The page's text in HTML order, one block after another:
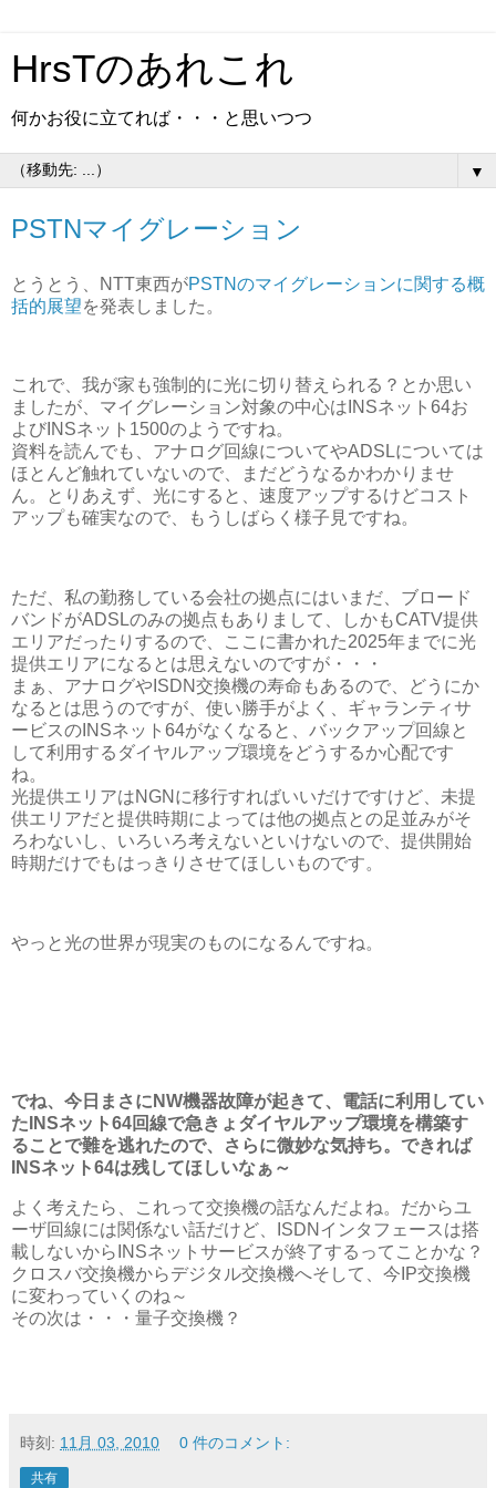
HrsTのあれこれ
何かお役に立てれば・・・と思いつつ
▼
PSTNマイグレーション
とうとう、NTT東西がPSTNのマイグレーションに関する概
括的展望を発表しました。
これで、我が家も強制的に光に切り替えられる？とか思い
ましたが、マイグレーション対象の中心はINSネット64お
よびINSネット1500のようですね。
資料を読んでも、アナログ回線についてやADSLについては
ほとんど触れていないので、まだどうなるかわかりませ
ん。とりあえず、光にすると、速度アップするけどコスト
アップも確実なので、もうしばらく様子見ですね。
ただ、私の勤務している会社の拠点にはいまだ、ブロード
バンドがADSLのみの拠点もありまして、しかもCATV提供
エリアだったりするので、ここに書かれた2025年までに光
提供エリアになるとは思えないのですが・・・
まぁ、アナログやISDN交換機の寿命もあるので、どうにか
なるとは思うのですが、使い勝手がよく、ギャランティサ
ービスのINSネット64がなくなると、バックアップ回線と
して利用するダイヤルアップ環境をどうするか心配です
ね。
光提供エリアはNGNに移行すればいいだけですけど、未提
供エリアだと提供時期によっては他の拠点との足並みがそ
ろわないし、いろいろ考えないといけないので、提供開始
時期だけでもはっきりさせてほしいものです。
やっと光の世界が現実のものになるんですね。
でね、今日まさにNW機器故障が起きて、電話に利用してい
たINSネット64回線で急きょダイヤルアップ環境を構築す
ることで難を逃れたので、さらに微妙な気持ち。できれば
INSネット64は残してほしいなぁ～
よく考えたら、これって交換機の話なんだよね。だからユ
ーザ回線には関係ない話だけど、ISDNインタフェースは搭
載しないからINSネットサービスが終了するってことかな？
クロスバ交換機からデジタル交換機へそして、今IP交換機
に変わっていくのね～
その次は・・・量子交換機？
時刻: 11月 03, 2010 0 件のコメント:
共有